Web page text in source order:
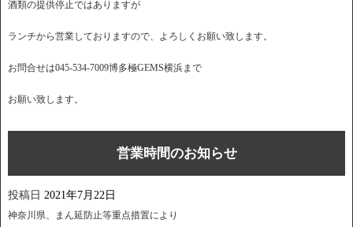
酒類の提供停止ではありますが
ランチから営業しておりますので、よろしくお願い致します。
お問合せは045-534-7009博多極GEMS横浜まで
お願い致します。
営業時間のお知らせ
投稿日 2021年7月22日
神奈川県、まん延防止等重点措置により